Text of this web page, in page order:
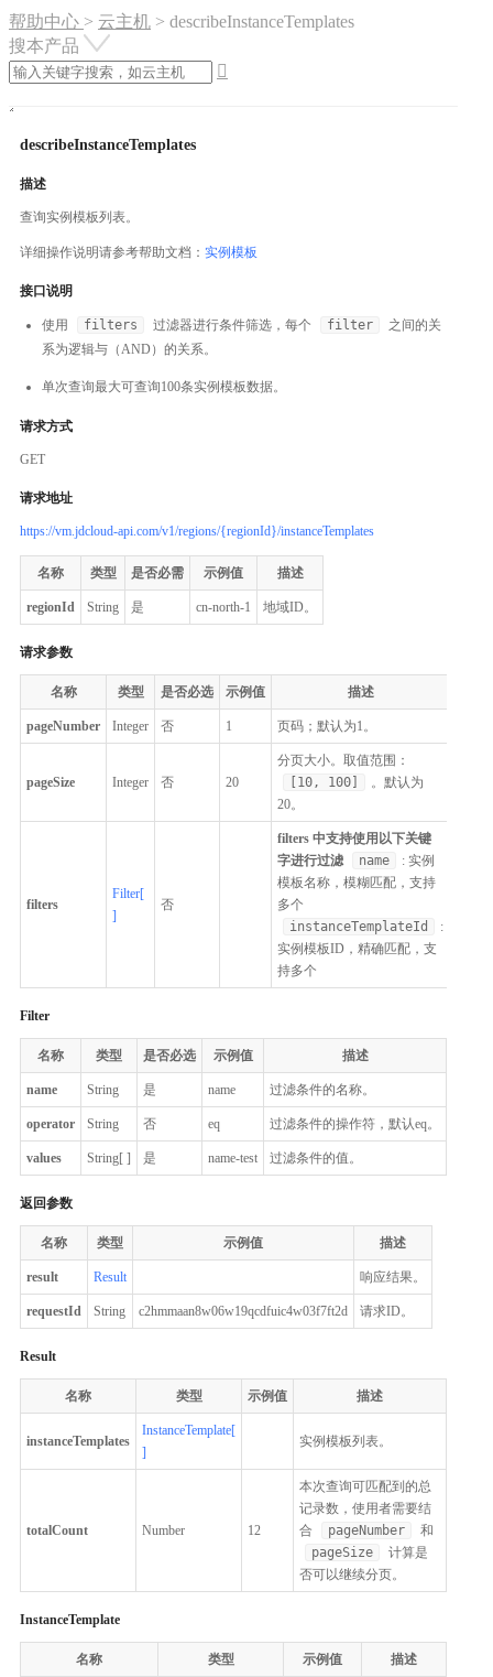
帮助中心 > 云主机 > describeInstanceTemplates
搜本产品

describeInstanceTemplates
描述
查询实例模板列表。
详细操作说明请参考帮助文档： 实例模板
接口说明
使用 filters 过滤器进行条件筛选，每个 filter
之间的关
系为逻辑与（AND）的关系。
单次查询最大可查询100条实例模板数据。
请求方式
GET
请求地址
https://vm.jdcloud-api.com/v1/regions/{regionId}/instanceTemplates
名称 类型 是否必需 示例值 描述
regionId String 是 cn-north-1 地域ID。
请求参数
名称 类型 是否必选 示例值 描述
pageNumber Integer 否 1 页码；默认为1。
pageSize Integer 否 20
分页大小。取值范围：
[10, 100]
。默认为
20。
filters
Filter[
]
否
filters 中支持使用以下关键
字进行过滤
name
: 实例
模板名称，模糊匹配，支持
多个
instanceTemplateId
:
实例模板ID，精确匹配，支
持多个
Filter
名称 类型 是否必选 示例值 描述
name String 是 name 过滤条件的名称。
operator String 否 eq 过滤条件的操作符，默认eq。
values String[ ] 是 name-test 过滤条件的值。
返回参数
名称 类型 示例值 描述
result Result 响应结果。
requestId String c2hmmaan8w06w19qcdfuic4w03f7ft2d 请求ID。
Result
名称 类型 示例值 描述
instanceTemplates
InstanceTemplate[
]
实例模板列表。
totalCount Number 12
本次查询可匹配到的总
记录数，使用者需要结
合
pageNumber
和
pageSize
计算是
否可以继续分页。
InstanceTemplate
名称 类型 示例值 描述